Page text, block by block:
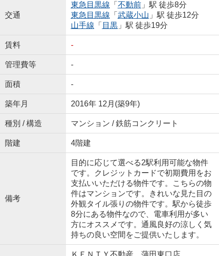
交通
東急目黒線 「 不動前」駅 徒歩8分
東急目黒線 「 武蔵小山 」駅 徒歩12分
山手線 「 目黒」駅 徒歩19分
賃料 -
管理費等 -
面積 -
築年月 2016年 12月(築9年)
種別 / 構造 マンション / 鉄筋コンクリート
階建 4階建
備考
目的に応じて選べる2駅利用可能な物件
です。クレジットカードで初期費用をお
支払いいただける物件です。こちらの物
件はマンションです。きれいな見た目の
外観タイル張りの物件です。駅から徒歩
8分にある物件なので、電車利用が多い
方にオススメです。通風良好の涼しく気
持ちの良い空間をご提供いたします。